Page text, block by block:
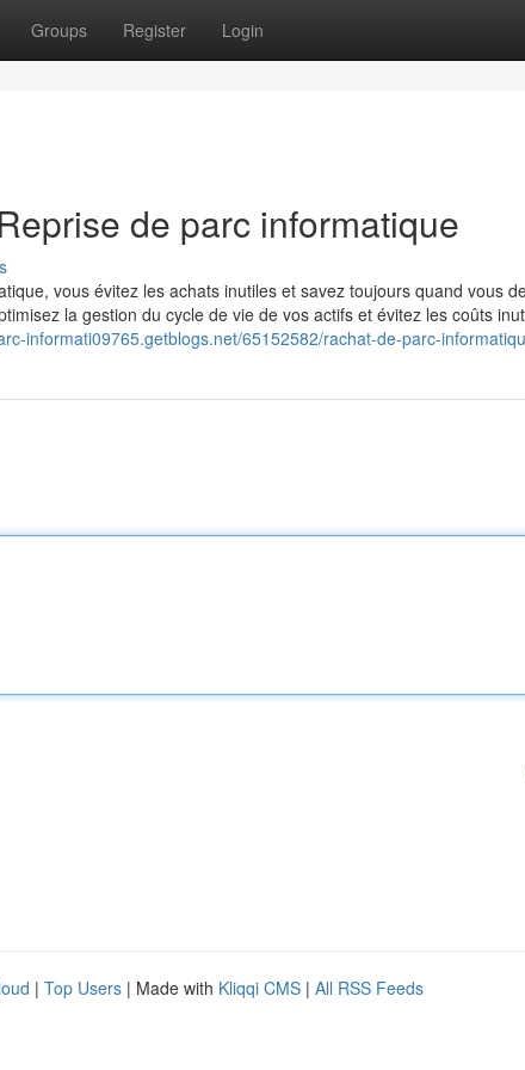
Groups Register Login
de parc informatique
vous évitez les achats inutiles et savez toujours quand vous
la gestion du cycle de vie de vos actifs et évitez les coûts
informati09765.getblogs.net/65152582/rachat-de-parc-
| Top Users | Made with Kliqqi CMS | All RSS Feeds